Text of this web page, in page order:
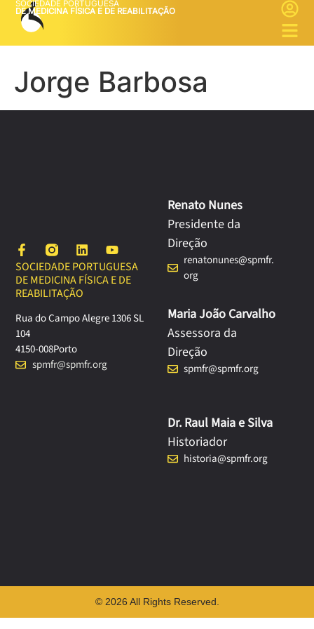
SOCIEDADE PORTUGUESA
DE MEDICINA FÍSICA E DE REABILITAÇÃO
Jorge Barbosa
SOCIEDADE PORTUGUESA
DE MEDICINA FÍSICA E DE
REABILITAÇÃO
Rua do Campo Alegre 1306 SL
104
4150-008Porto
spmfr@spmfr.org
Renato Nunes
Presidente da
Direção
renatonunes@spmfr.
org
Maria João Carvalho
Assessora da
Direção
spmfr@spmfr.org
Dr. Raul Maia e Silva
Historiador
historia@spmfr.org
© 2026 All Rights Reserved.